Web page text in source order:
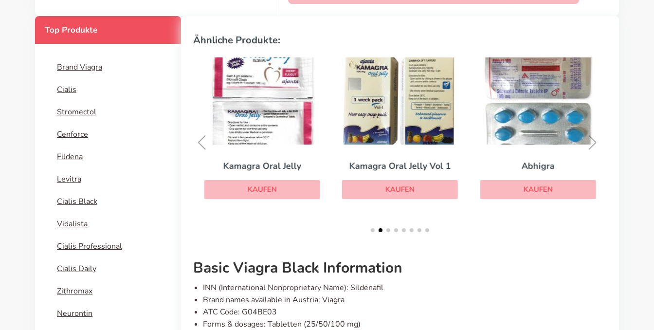
Top Produkte
Brand Viagra
Cialis
Stromectol
Cenforce
Fildena
Levitra
Cialis Black
Vidalista
Cialis Professional
Cialis Daily
Zithromax
Neurontin
Ähnliche Produkte:
Kamagra Oral Jelly
KAUFEN
Kamagra Oral Jelly Vol 1
KAUFEN
Abhigra
KAUFEN
Basic Viagra Black Information
INN (International Nonproprietary Name): Sildenafil
Brand names available in Austria: Viagra
ATC Code: G04BE03
Forms & dosages: Tabletten (25/50/100 mg)